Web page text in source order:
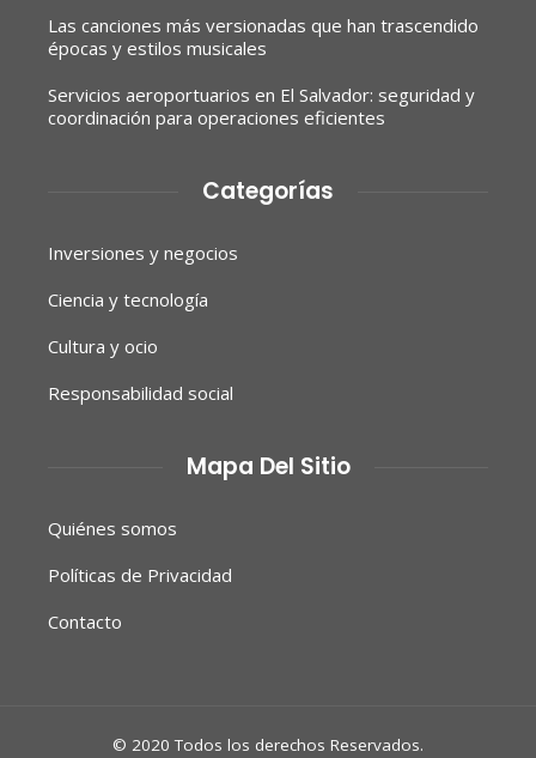
Las canciones más versionadas que han trascendido
épocas y estilos musicales
Servicios aeroportuarios en El Salvador: seguridad y
coordinación para operaciones eficientes
Categorías
Inversiones y negocios
Ciencia y tecnología
Cultura y ocio
Responsabilidad social
Mapa Del Sitio
Quiénes somos
Políticas de Privacidad
Contacto
© 2020 Todos los derechos Reservados.